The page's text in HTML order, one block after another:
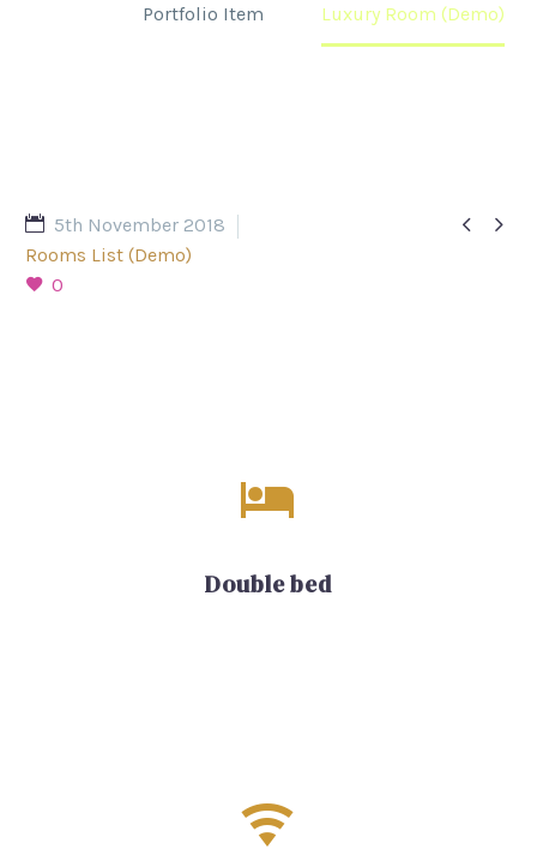
Portfolio Item Luxury Room (Demo)
 
5th November 2018
Rooms List (Demo)
0


Double bed

